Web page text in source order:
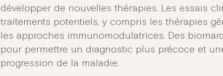
développer de nouvelles thérapies. Les essais
traitements potentiels, y compris les thérapies
les approches immunomodulatrices. Des
pour permettre un diagnostic plus précoce et
progression de la maladie.